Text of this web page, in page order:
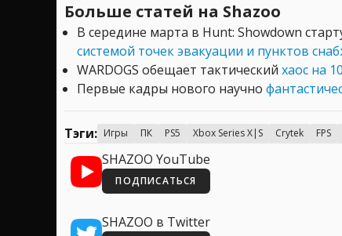
Больше статей на Shazoo
В середине марта в Hunt: Showdown
системой точек эвакуации и пунктов
WARDOGS обещает тактический хаос на
Первые кадры нового научно
Тэги: Игры ПК PS5 Xbox Series X|S Crytek FPS
SHAZOO YouTube
ПОДПИСАТЬСЯ
SHAZOO в Twitter